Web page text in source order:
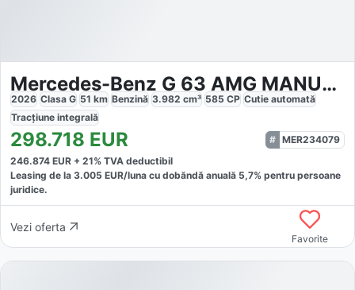
Mercedes-Benz G 63 AMG MANUFAKTUR
2026 Clasa G 51 km Benzină 3.982 cm³ 585 CP Cutie automată
Tracțiune integrală
298.718 EUR
MER234079
246.874 EUR + 21% TVA deductibil
Leasing de la 3.005 EUR/luna cu dobăndă anuală 5,7% pentru persoane
juridice.
Vezi oferta
Favorite